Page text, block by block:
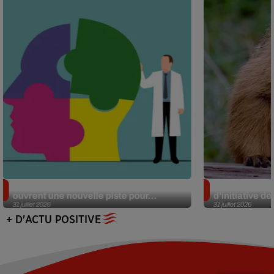
31 juillet 2026
ouvrent une nouvelle piste pour...
31 juillet 2026
d’initiative
+ D'ACTU POSITIVE